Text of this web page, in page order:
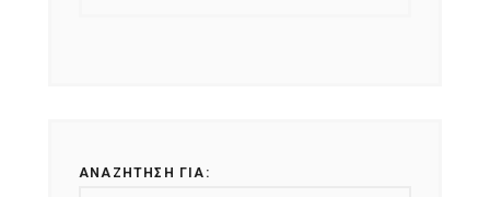
ΑΝΑΖΉΤΗΣΗ ΓΙΑ: